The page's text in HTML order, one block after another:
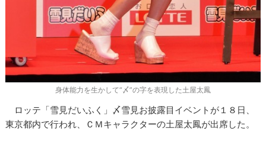
身体能力を生かして“〆”の字を表現した土屋太鳳
ロッテ「雪見だいふく」〆雪見お披露目イベントが１８日、
東京都内で行われ、ＣＭキャラクターの土屋太鳳が出席した。